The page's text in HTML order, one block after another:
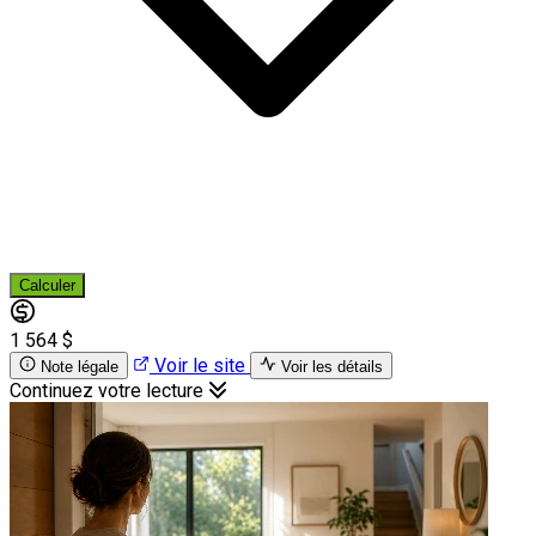
Calculer
1 564 $
Note légale Voir le site Voir les détails
Continuez votre lecture